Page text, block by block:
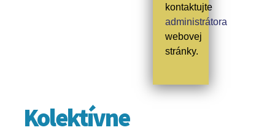
kontaktujte
administrátora
webovej
stránky.
Kolektívne